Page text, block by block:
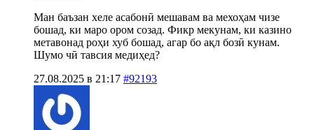
Ман баъзан хеле асабонӣ мешавам ва мехоҳам чизе
бошад, ки маро ором созад. Фикр мекунам, ки казино
метавонад роҳи хуб бошад, агар бо ақл бозӣ кунам.
Шумо чӣ тавсия медиҳед?
27.08.2025 в 21:17 #92193